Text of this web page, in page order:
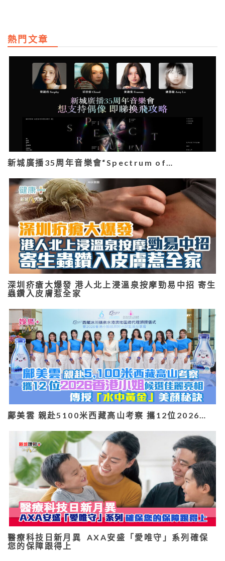
熱門文章
新城廣播35周年音樂會“Spectrum of…
深圳疥瘡大爆發 港人北上浸溫泉按摩勁易中招 寄生
蟲鑽入皮膚惹全家
鄺美雲 親赴5100米西藏高山考察 攜12位2026…
醫療科技日新月異 AXA安盛「愛唯守」系列確保
您的保障跟得上